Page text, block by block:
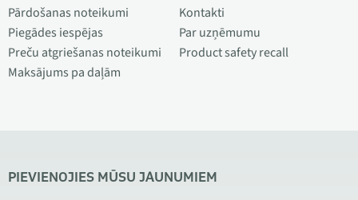
Pārdošanas noteikumi
Piegādes iespējas
Preču atgriešanas noteikumi
Maksājums pa daļām
Kontakti
Par uzņēmumu
Product safety recall
PIEVIENOJIES MŪSU JAUNUMIEM